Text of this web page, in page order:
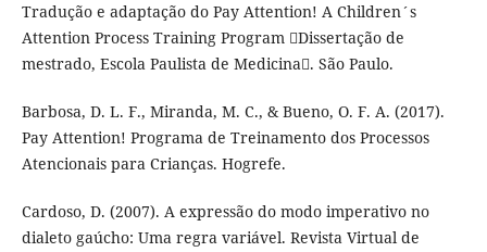
Tradução e adaptação do Pay Attention! A Children´s
Attention Process Training Program Dissertação de
mestrado, Escola Paulista de Medicina. São Paulo.
Barbosa, D. L. F., Miranda, M. C., & Bueno, O. F. A. (2017).
Pay Attention! Programa de Treinamento dos Processos
Atencionais para Crianças. Hogrefe.
Cardoso, D. (2007). A expressão do modo imperativo no
dialeto gaúcho: Uma regra variável. Revista Virtual de